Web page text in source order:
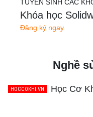
TUYỂN SINH CÁC
Khóa học
Đăng ký ngay
Nghề
Học Cơ